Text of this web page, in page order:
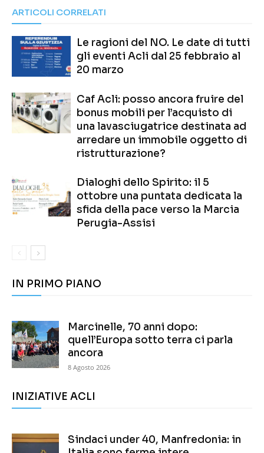
ARTICOLI CORRELATI
Le ragioni del NO. Le date di tutti
gli eventi Acli dal 25 febbraio al
20 marzo
Caf Acli: posso ancora fruire del
bonus mobili per l’acquisto di
una lavasciugatrice destinata ad
arredare un immobile oggetto di
ristrutturazione?
Dialoghi dello Spirito: il 5
ottobre una puntata dedicata la
sfida della pace verso la Marcia
Perugia-Assisi
IN PRIMO PIANO
Marcinelle, 70 anni dopo:
quell’Europa sotto terra ci parla
ancora
8 Agosto 2026
INIZIATIVE ACLI
Sindaci under 40, Manfredonia: in